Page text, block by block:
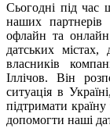
Сьогодні під час
наших партнерів
офлайн та онлайн
датських
власників
Іллічов. Він
ситуація в
підтримати
допомогти наші